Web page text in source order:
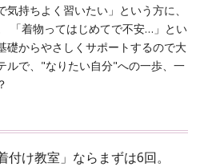
持ちよく習いたい」という方に、
「着物ってはじめてで不安…」とい
礎からやさしくサポートするので大
ルで、"なりたい自分"への一歩、一
付け教室」ならまずは6回。